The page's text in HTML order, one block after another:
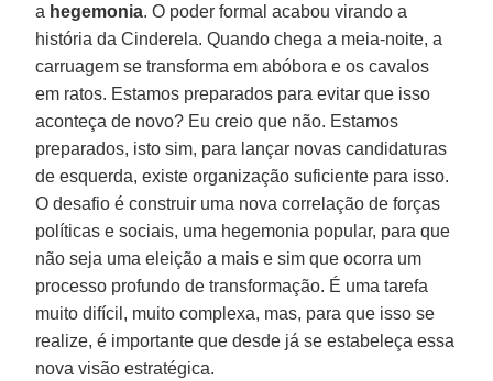
a hegemonia. O poder formal acabou virando a
história da Cinderela. Quando chega a meia-noite, a
carruagem se transforma em abóbora e os cavalos
em ratos. Estamos preparados para evitar que isso
aconteça de novo? Eu creio que não. Estamos
preparados, isto sim, para lançar novas candidaturas
de esquerda, existe organização suficiente para isso.
O desafio é construir uma nova correlação de forças
políticas e sociais, uma hegemonia popular, para que
não seja uma eleição a mais e sim que ocorra um
processo profundo de transformação. É uma tarefa
muito difícil, muito complexa, mas, para que isso se
realize, é importante que desde já se estabeleça essa
nova visão estratégica.